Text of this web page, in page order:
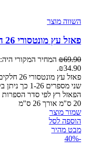
השווה מוצר
פאזל עץ מונטסורי 26 חלקים – פיל
₪69.90 המחיר המקורי היה: ₪69.90.
₪34.90.
20 ס"מ אורך 26 ס"מ
שמור מוצר
הוספה לסל
מבט מהיר
-40%